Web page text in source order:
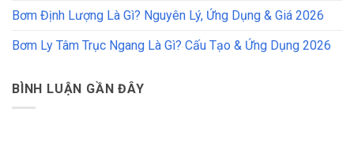
Bơm Định Lượng Là Gì? Nguyên Lý, Ứng Dụng & Giá 2026
Bơm Ly Tâm Trục Ngang Là Gì? Cấu Tạo & Ứng Dụng 2026
BÌNH LUẬN GẦN ĐÂY